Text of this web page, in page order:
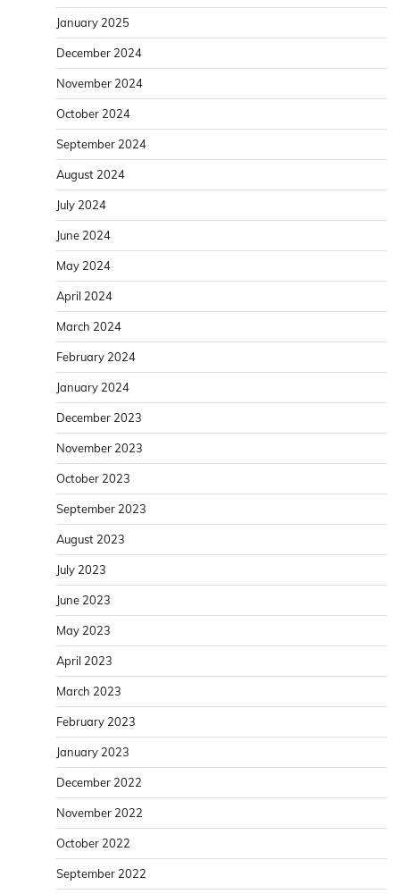
January 2025
December 2024
November 2024
October 2024
September 2024
August 2024
July 2024
June 2024
May 2024
April 2024
March 2024
February 2024
January 2024
December 2023
November 2023
October 2023
September 2023
August 2023
July 2023
June 2023
May 2023
April 2023
March 2023
February 2023
January 2023
December 2022
November 2022
October 2022
September 2022